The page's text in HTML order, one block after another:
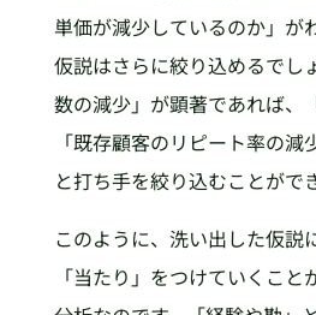
単価が減少しているのか」が
仮説はさらに絞り込めるでし
数の減少」が顕著であれば、
「既存顧客のリピート率の
と打ち手を絞り込むことがで
このように、洗い出した仮説
「当たり」をつけていくこ